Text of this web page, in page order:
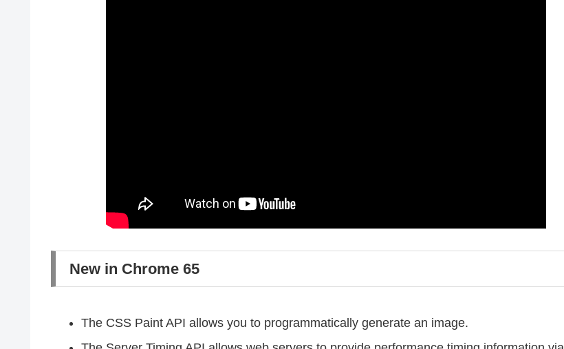
New in Chrome 65
The CSS Paint API allows you to programmatically generate an image.